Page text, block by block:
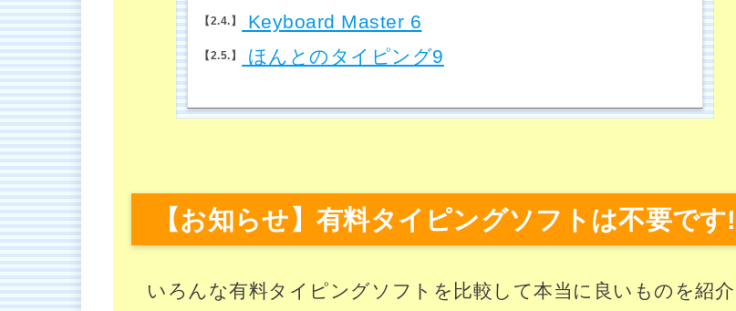
2.4. Keyboard Master 6
2.5. ほんとのタイピング9
【お知らせ】有料タイピングソフトは不要です!
いろんな有料タイピングソフトを比較して本当に良いものを紹介